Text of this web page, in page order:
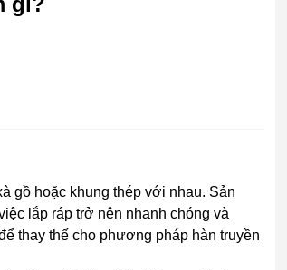
gồ hoặc khung thép với nhau. Sản
lắp ráp trở nên nhanh chóng và
thay thế cho phương pháp hàn truyền